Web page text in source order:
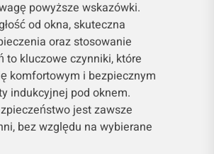
powyższe wskazówki.
od okna, skuteczna
oraz stosowanie
to kluczowe czynniki, które
komfortowym i bezpiecznym
indukcyjnej pod oknem.
jest zawsze
bez względu na wybierane